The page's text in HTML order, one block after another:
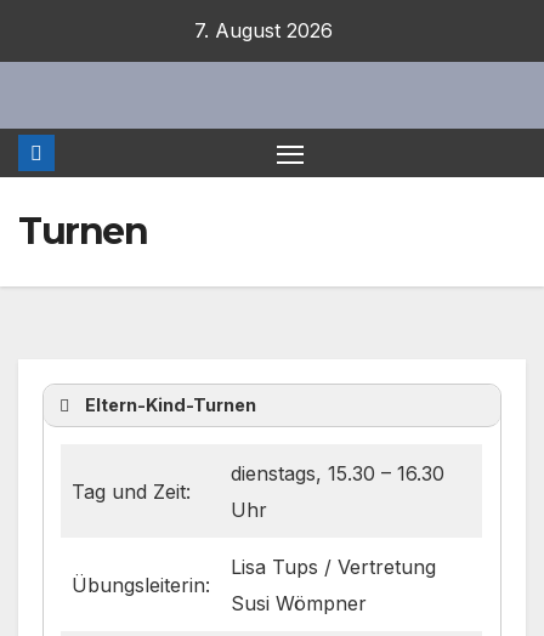
7. August 2026
Turnen
Eltern-Kind-Turnen
Tag und Zeit:
dienstags, 15.30 – 16.30
Uhr
Übungsleiterin:
Lisa Tups / Vertretung
Susi Wömpner